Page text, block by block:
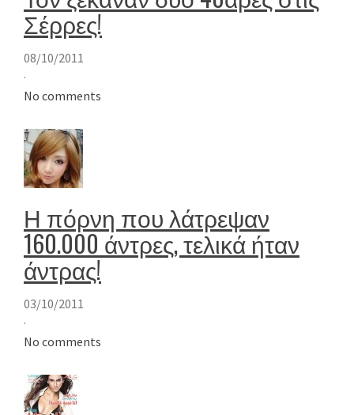
Σέρρες!
08/10/2011
·
No comments
Η πόρνη που λάτρεψαν
160.000 άντρες, τελικά ήταν
άντρας!
03/10/2011
·
No comments